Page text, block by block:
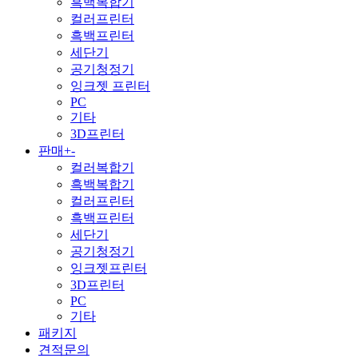
컬러프린터
흑백프린터
세단기
공기청정기
잉크젯 프린터
PC
기타
3D프린터
판매+-
컬러복합기
흑백복합기
컬러프린터
흑백프린터
세단기
공기청정기
잉크젯프린터
3D프린터
PC
기타
패키지
견적문의